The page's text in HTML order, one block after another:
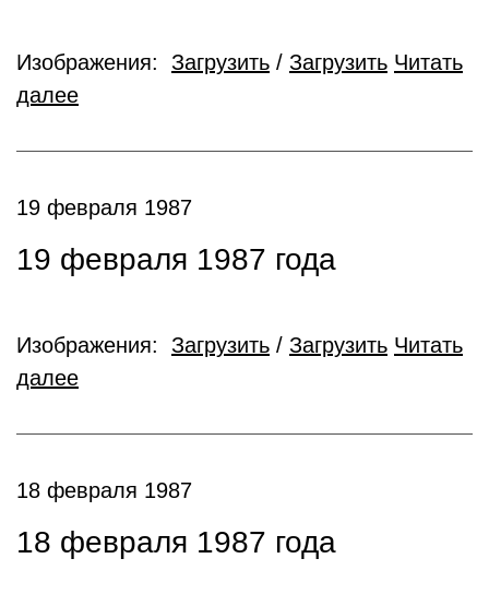
Изображения: Загрузить / Загрузить Читать
далее
19 февраля 1987
19 февраля 1987 года
Изображения: Загрузить / Загрузить Читать
далее
18 февраля 1987
18 февраля 1987 года